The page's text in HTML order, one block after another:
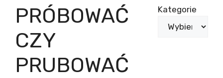
PRÓBOWAĆ
CZY
PRUBOWAĆ
Kategorie